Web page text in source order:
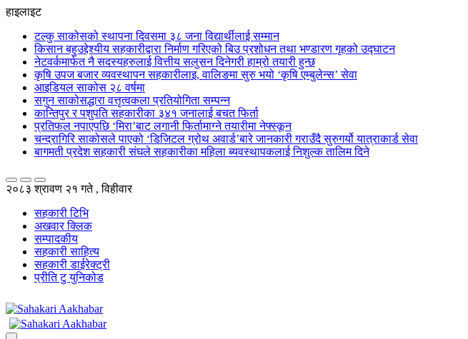
हाइलाइट
टल्कु साकोसको स्थापना दिवसमा ३८ जना विद्यार्थीलाई सम्मान
किसान बहुउद्देश्यीय सहकारीद्वारा निर्माण गरिएको बिउ प्रशोधन तथा भण्डारण गृहको उद्घाटन
नेटवर्कमार्फत नै सदस्यहरुलाई वित्तीय सलुसन दिनेगरी हाम्रो तयारी हुन्छ
कृषि उपज बजार व्यवस्थापन सहकारीलाइ, वालिङमा सुरु भयो ‘कृषि एम्बुलेन्स’ सेवा
आइडियल साकोस २८ वर्षमा
सगुन साकोसद्धारा वत्तृत्वकला प्रतियोगिता सम्पन्न
कान्तिपुर र पशुपति सहकारीका ३४१ जनालाई बचत फिर्ता
प्रतिफल नपाएपछि ‘मिरा’बाट लगानी फिर्तामाग्ने तयारीमा नेफ्स्कून
चन्द्रागिरि साकोसले पाएको ‘डिजिटल ग्रोथ अवार्ड’बारे जानकारी गराउँदै सुरुगर्यो यात्राकार्ड सेवा
बागमती प्रदेश सहकारी संघले सहकारीका महिला ब्यवस्थापकलाई निशुल्क तालिम दिने
२०८३ श्रावण २१ गते , विहीवार
सहकारी टिभि
अखवार क्लिक
सम्पादकीय
सहकारी साहित्य
सहकारी डाईरेक्ट्री
प्रीति टु युनिकोड